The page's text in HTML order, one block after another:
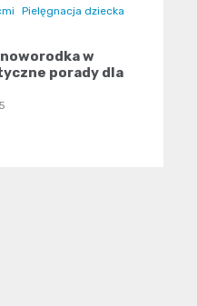
Pielęgnacja dziecka
w
porady dla